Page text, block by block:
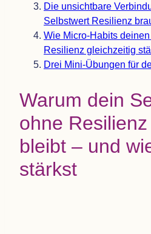
Die unsicht­bare
Selbst­wert Resi­li­enz
Wie Micro-Habits
Resi­li­enz gleich­zei­tig
Drei Mini-Übun­gen für
Warum dein
ohne
bleibt – und
stärkst